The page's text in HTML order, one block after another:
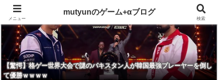
【驚愕】格ゲー世界大会で謎のパキスタン人が韓国最強プレーヤーを倒し
て優勝ｗｗｗｗ
メニュー
mutyunのゲーム+αブログ
検索